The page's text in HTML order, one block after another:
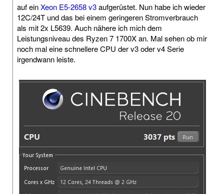
auf einXeon E5-2658 v3aufgerüstet. Nun habe ich wieder
12C/24T und das bei einem geringeren Stromverbrauch
als mit 2x L5639. Auch nähere ich mich dem
Leistungsniveau des Ryzen 7 1700X an. Mal sehen ob mir
noch mal eine schnellere CPU der v3 oder v4 Serie
irgendwann leiste.